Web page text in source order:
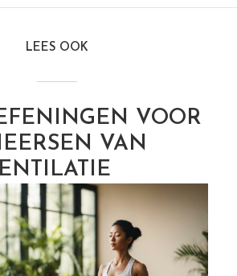
LEES OOK
VOOR
VAN